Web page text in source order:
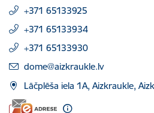
+371 65133925
+371 65133934
+371 65133930
E-pasts:
dome@aizkraukle.lv
Lāčplēša iela 1A, Aizkraukle,